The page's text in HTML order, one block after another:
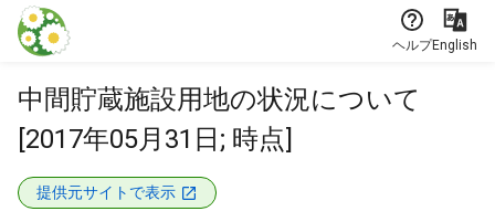
本文に飛ぶ
ヘルプEnglish
中間貯蔵施設用地の状況について
[2017年05月31日; 時点]
提供元サイトで表示